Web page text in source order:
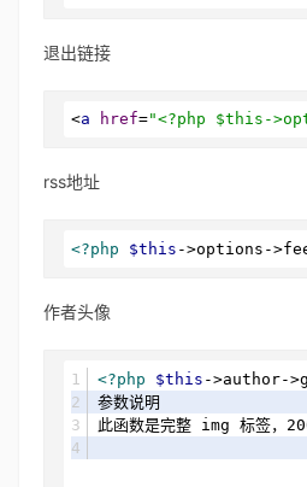
退出链接
<a href="<?php $this-
rss地址
<?php $this ->options-
作者头像
<?php $this ->author-
参数说明
此函数是完整 img 标签，